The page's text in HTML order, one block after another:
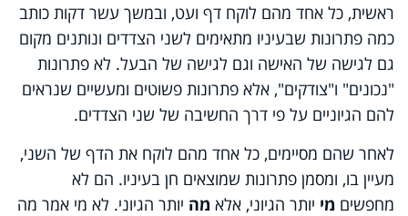
ראשית, כל אחד מהם לוקח דף ועט, ובמשך עשר דקות כותב
כמה פתרונות שבעיניו מתאימים לשני הצדדים ונותנים מקום
גם לגישה של האישה וגם לגישה של הבעל. לא פתרונות
"נכונים" ו"צודקים", אלא פתרונות פשוטים ומעשיים שנראים
להם הגיוניים על פי דרך החשיבה של שני הצדדים.
לאחר שהם מסיימים, כל אחד מהם לוקח את הדף של השני,
מעיין בו, ומסמן פתרונות שמוצאים חן בעיניו. הם לא
מחפשים מי יותר הגיוני, אלא מה יותר הגיוני. לא מי אמר מה